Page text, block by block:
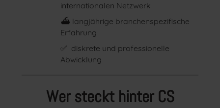
internationalen Netzwerk
⛴ langjährige branchenspezifische
Erfahrung
✅ diskrete und professionelle
Abwicklung
Wer steckt hinter CS